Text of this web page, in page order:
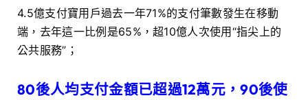
4.5億支付寶用戶過去一年71%的支付筆數發生在移動
端，去年這一比例是65%，超10億人次使用“指尖上的
公共服務”；
80後人均支付金額已超過12萬元，90後使